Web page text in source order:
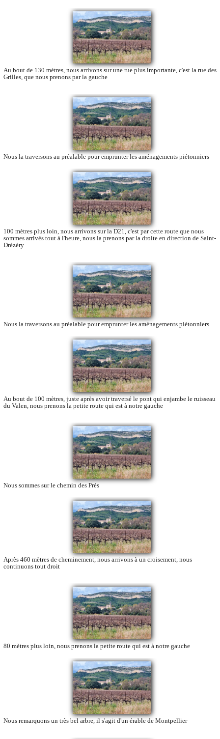
Au bout de 130 mètres, nous arrivons sur une rue plus importante, c'est la rue des
Grilles, que nous prenons par la gauche
Nous la traversons au préalable pour emprunter les aménagements piétonniers
100 mètres plus loin, nous arrivons sur la D21, c'est par cette route que nous
sommes arrivés tout à l'heure, nous la prenons par la droite en direction de Saint-
Drézéry
Nous la traversons au préalable pour emprunter les aménagements piétonniers
Au bout de 100 mètres, juste après avoir traversé le pont qui enjambe le ruisseau
du Valen, nous prenons la petite route qui est à notre gauche
Nous sommes sur le chemin des Prés
Après 460 mètres de cheminement, nous arrivons à un croisement, nous
continuons tout droit
80 mètres plus loin, nous prenons la petite route qui est à notre gauche
Nous remarquons un très bel arbre, il s'agit d'un érable de Montpellier